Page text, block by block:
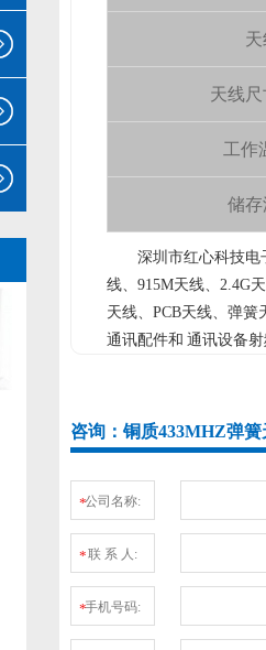
天
天线尺
工作
储存
深圳市红心科技电
线、915M天线、2.4G
天线、PCB天线、弹
通讯配件和 通讯设备
咨询：铜质433MHZ弹
*公司名称:
*联 系 人:
*手机号码: